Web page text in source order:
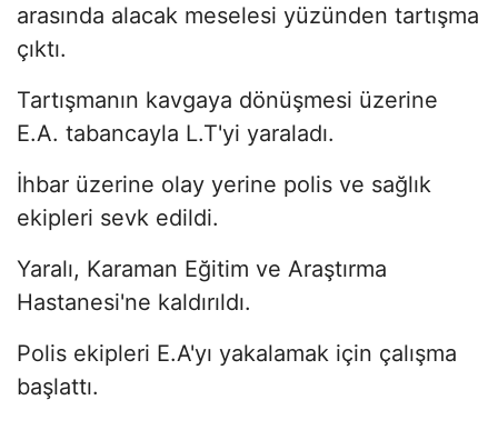
arasında alacak meselesi yüzünden tartışma
çıktı.
Tartışmanın kavgaya dönüşmesi üzerine
E.A. tabancayla L.T'yi yaraladı.
İhbar üzerine olay yerine polis ve sağlık
ekipleri sevk edildi.
Yaralı, Karaman Eğitim ve Araştırma
Hastanesi'ne kaldırıldı.
Polis ekipleri E.A'yı yakalamak için çalışma
başlattı.